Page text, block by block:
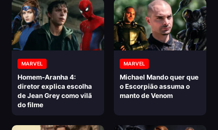
MARVEL
Homem-Aranha 4:
diretor explica escolha
de Jean Grey como vilã
do filme
MARVEL
Michael Mando quer que
o Escorpião assuma o
manto de Venom